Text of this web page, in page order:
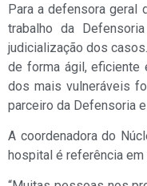
Para a defensora geral
trabalho da
judicialização dos
de forma ágil, eficiente
dos mais vulneráveis
parceiro da Defensoria
A coordenadora do
hospital é referência